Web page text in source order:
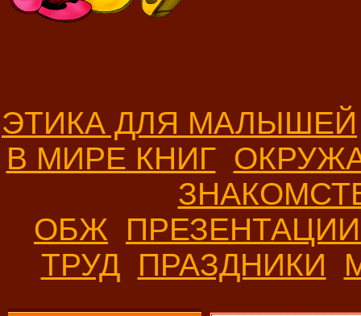
ЭТИКА ДЛЯ МАЛЫШЕЙ
В МИРЕ КНИГ
ОБЖ
ТРУД ПРАЗДНИКИ